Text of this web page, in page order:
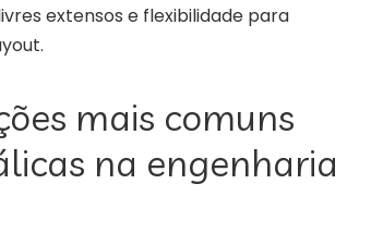
extensos e flexibilidade para
mais comuns
na engenharia